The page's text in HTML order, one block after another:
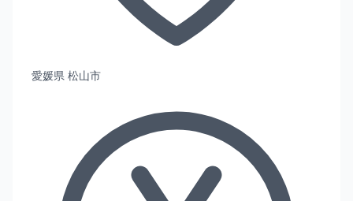
愛媛県 松山市